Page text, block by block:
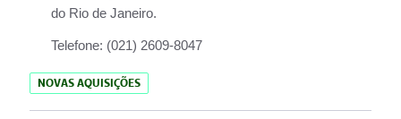
do Rio de Janeiro.
Telefone: (021) 2609-8047
NOVAS AQUISIÇÕES